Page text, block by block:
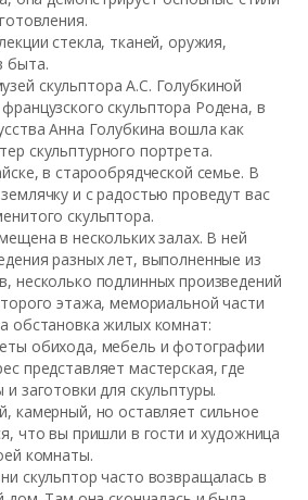
стекла, тканей, оружия,
быта.
скульптора А.С. Голубкиной
скульптора Родена, в
Анна Голубкина вошла как
скульптурного портрета.
в старообрядческой семье. В
и с радостью проведут вас
скульптора.
в нескольких залах. В ней
разных лет, выполненные из
несколько подлинных произведений
этажа, мемориальной части
обстановка жилых комнат:
обихода, мебель и фотографии
представляет мастерская, где
заготовки для скульптуры.
камерный, но оставляет сильное
что вы пришли в гости и художница
комнаты.
скульптор часто возвращалась в